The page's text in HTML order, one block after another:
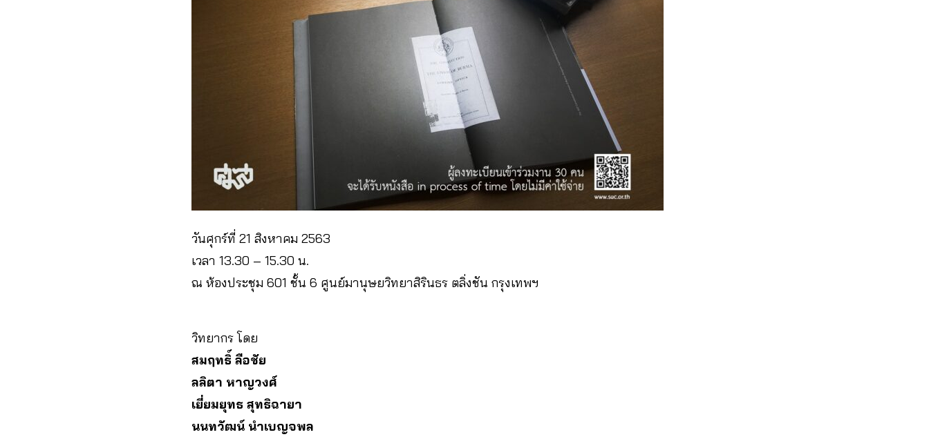
วันศุกร์ที่ 21 สิงหาคม 2563
เวลา 13.30 – 15.30 น.
ณ ห้องประชุม 601 ชั้น 6 ศูนย์มานุษยวิทยาสิรินธร ตลิ่งชัน กรุงเทพฯ
วิทยากร โดย
สมฤทธิ์ ลือชัย
ลลิตา หาญวงศ์
เยี่ยมยุทธ สุทธิฉายา
นนทวัฒน์ นำเบญจพล